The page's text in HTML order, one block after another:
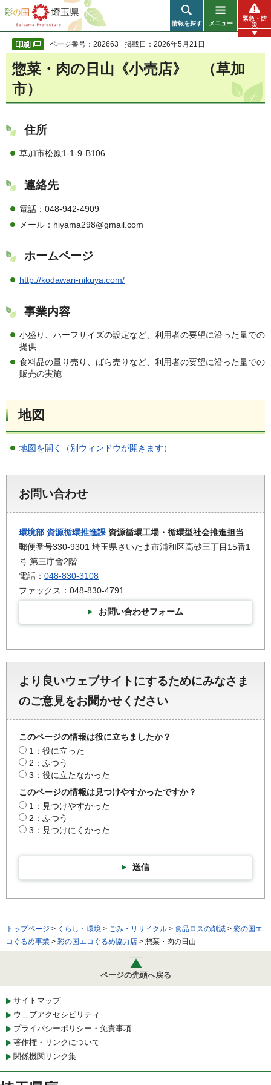
彩の国 埼玉県
情報を探す メニュー
緊急・防
災
ページ番号：282663 掲載日：2026年5月21日
惣菜・肉の日山《小売店》 （草加
市）
住所
草加市松原1-1-9-B106
連絡先
電話：048-942-4909
メール：hiyama298@gmail.com
ホームページ
http://kodawari-nikuya.com/
事業内容
小盛り、ハーフサイズの設定など、利用者の要望に沿った量での
提供
食料品の量り売り、ばら売りなど、利用者の要望に沿った量での
販売の実施
地図
地図を開く（別ウィンドウが開きます）
お問い合わせ
環境部 資源循環推進課 資源循環工場・循環型社会推進担当
郵便番号330-9301 埼玉県さいたま市浦和区高砂三丁目15番1
号 第三庁舎2階
電話： 048-830-3108
ファックス：048-830-4791
お問い合わせフォーム
より良いウェブサイトにするためにみなさま
のご意見をお聞かせください
このページの情報は役に立ちましたか？
1：役に立った
2：ふつう
3：役に立たなかった
このページの情報は見つけやすかったですか？
1：見つけやすかった
2：ふつう
3：見つけにくかった
送信
トップページ > くらし・環境 > ごみ・リサイクル > 食品ロスの削減 > 彩の国エ
コぐるめ事業 > 彩の国エコぐるめ協力店 > 惣菜・肉の日山
ページの先頭へ戻る
サイトマップ
ウェブアクセシビリティ
プライバシーポリシー・免責事項
著作権・リンクについて
関係機関リンク集